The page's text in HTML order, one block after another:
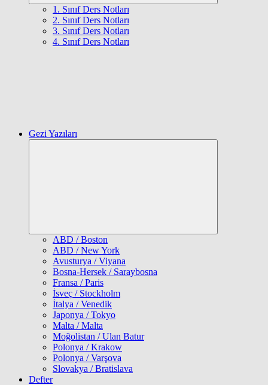
1. Sınıf Ders Notları
2. Sınıf Ders Notları
3. Sınıf Ders Notları
4. Sınıf Ders Notları
Gezi Yazıları
ABD / Boston
ABD / New York
Avusturya / Viyana
Bosna-Hersek / Saraybosna
Fransa / Paris
İsveç / Stockholm
İtalya / Venedik
Japonya / Tokyo
Malta / Malta
Moğolistan / Ulan Batur
Polonya / Krakow
Polonya / Varşova
Slovakya / Bratislava
Defter